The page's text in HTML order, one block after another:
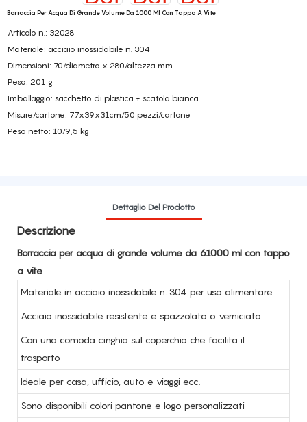
Borraccia Per Acqua Di Grande Volume Da 1000 Ml Con Tappo A Vite
Articolo n.: 32028
Materiale: acciaio inossidabile n. 304
Dimensioni: 70/diametro x 280/altezza mm
Peso: 201 g
Imballaggio: sacchetto di plastica + scatola bianca
Misure/cartone: 77x39x31cm/50 pezzi/cartone
Peso netto: 10/9,5 kg
Dettaglio Del Prodotto
Descrizione
Borraccia per acqua di grande volume da 61000 ml con tappo
a vite
Materiale in acciaio inossidabile n. 304 per uso alimentare
Acciaio inossidabile resistente e spazzolato o verniciato
Con una comoda cinghia sul coperchio che facilita il
trasporto
Ideale per casa, ufficio, auto e viaggi ecc.
Sono disponibili colori pantone e logo personalizzati